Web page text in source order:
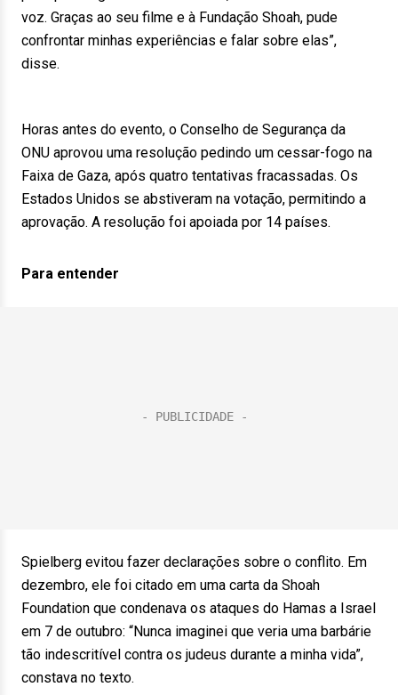
voz. Graças ao seu filme e à Fundação Shoah, pude
confrontar minhas experiências e falar sobre elas”,
disse.
Horas antes do evento, o Conselho de Segurança da
ONU aprovou uma resolução pedindo um cessar-fogo na
Faixa de Gaza, após quatro tentativas fracassadas. Os
Estados Unidos se abstiveram na votação, permitindo a
aprovação. A resolução foi apoiada por 14 países.
Para entender
Spielberg evitou fazer declarações sobre o conflito. Em
dezembro, ele foi citado em uma carta da Shoah
Foundation que condenava os ataques do Hamas a Israel
em 7 de outubro: “Nunca imaginei que veria uma barbárie
tão indescritível contra os judeus durante a minha vida”,
constava no texto.